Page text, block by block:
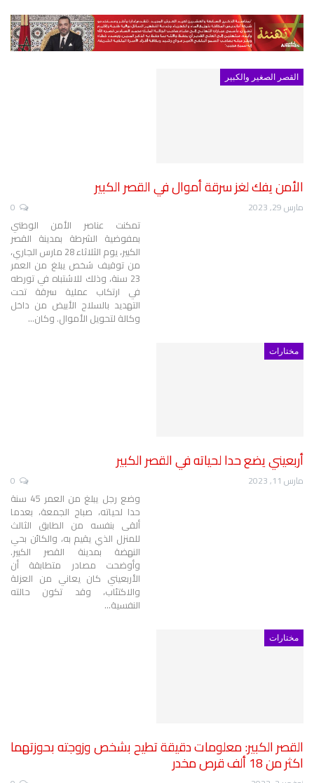
القصر الصغير والكبير
الأمن يفك لغز سرقة أموال في القصر الكبير
مارس 29, 2023
تمكنت عناصر الأمن الوطني
بمفوضية الشرطة بمدينة القصر
الكبير، يوم الثلاثاء 28 مارس الجاري،
من توقيف شخص يبلغ من العمر
23 سنة، وذلك للاشتباه في تورطه
في ارتكاب عملية سرقة تحت
التهديد بالسلاح الأبيض من داخل
وكالة لتحويل الأموال. وكان…
مختارات
أربعيني يضع حدا لحياته في القصر الكبير
مارس 11, 2023
وضع رجل يبلغ من العمر 45 سنة
حدا لحياته، صباح الجمعة، بعدما
ألقى بنفسه من الطابق الثالث
للمنزل الذي يقيم به، والكائن بحي
النهضة بمدينة القصر الكبير.
وأوضحت مصادر متطابقة أن
الأربعيني كان يعاني من العزلة
والاكتئاب، وقد تكون حالته
النفسية…
مختارات
القصر الكبير: معلومات دقيقة تطيح بشخص وزوجته بحوزتهما
اكثر من 18 ألف قرص مخدر